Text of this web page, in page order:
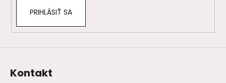
v
ý
PRIHLÁSIŤ SA
Kontakt